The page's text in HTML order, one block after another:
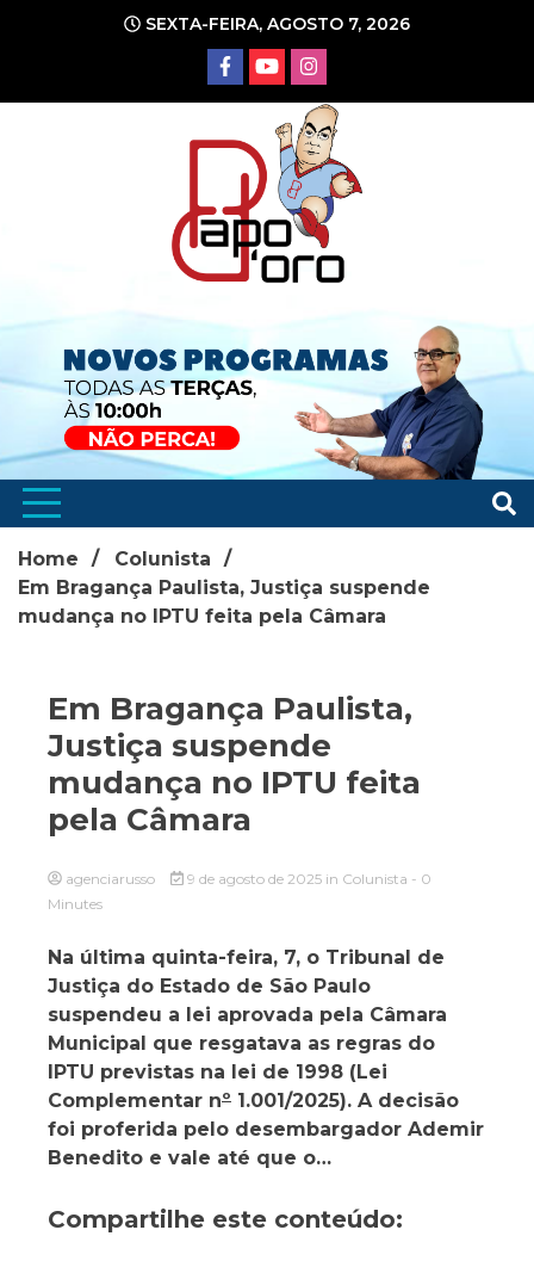
conteúdo
SEXTA-FEIRA, AGOSTO 7, 2026
Home
Colunista
Em Bragança Paulista, Justiça suspende
mudança no IPTU feita pela Câmara
Em Bragança Paulista,
Justiça suspende
mudança no IPTU feita
pela Câmara
agenciarusso 9 de agosto de 2025 in Colunista - 0
Minutes
Na última quinta-feira, 7, o Tribunal de
Justiça do Estado de São Paulo
suspendeu a lei aprovada pela Câmara
Municipal que resgatava as regras do
IPTU previstas na lei de 1998 (Lei
Complementar nº 1.001/2025). A decisão
foi proferida pelo desembargador Ademir
Benedito e vale até que o…
Compartilhe este conteúdo: